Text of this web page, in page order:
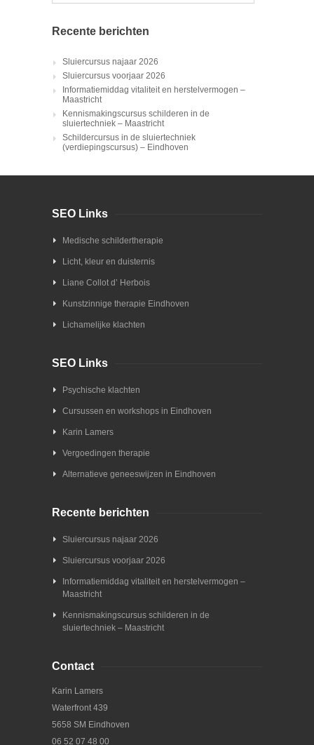
Recente berichten
Sluiercursus najaar 2026
Sluiercursus voorjaar 2026
Informatiemiddag vitaliteit en herstelvermogen –
Maastricht
Kennismakingscursus schilderen in de
sluiertechniek – Maastricht
Schildercursus in de sluiertechniek
(verdiepingscursus) – Eindhoven
SEO Links
Medische schildertherapie
Licht, kleur en duisternis
Liane Collot d’ Herbois
Kunstzinnige therapie Eindhoven
Lichamelijke klachten
SEO Links
Psychische klachten
Cursussen en workshops in Eindhoven
Karin Lamers
Vergoedingen therapie
Alternatieve geneeswijzen in Eindhoven
Recente berichten
Sluiercursus najaar 2026
Sluiercursus voorjaar 2026
Informatiemiddag vitaliteit en herstelvermogen –
Maastricht
Kennismakingscursus schilderen in de
sluiertechniek – Maastricht
Contact
Karin Lamers
Waterfront 439
5658 SM Eindhoven
06 52 07 48 00